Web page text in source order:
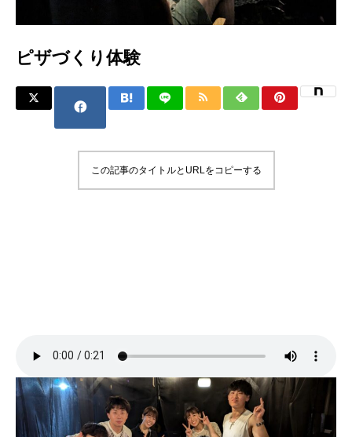
ピザづくり体験
この記事のタイトルとURLをコピーする